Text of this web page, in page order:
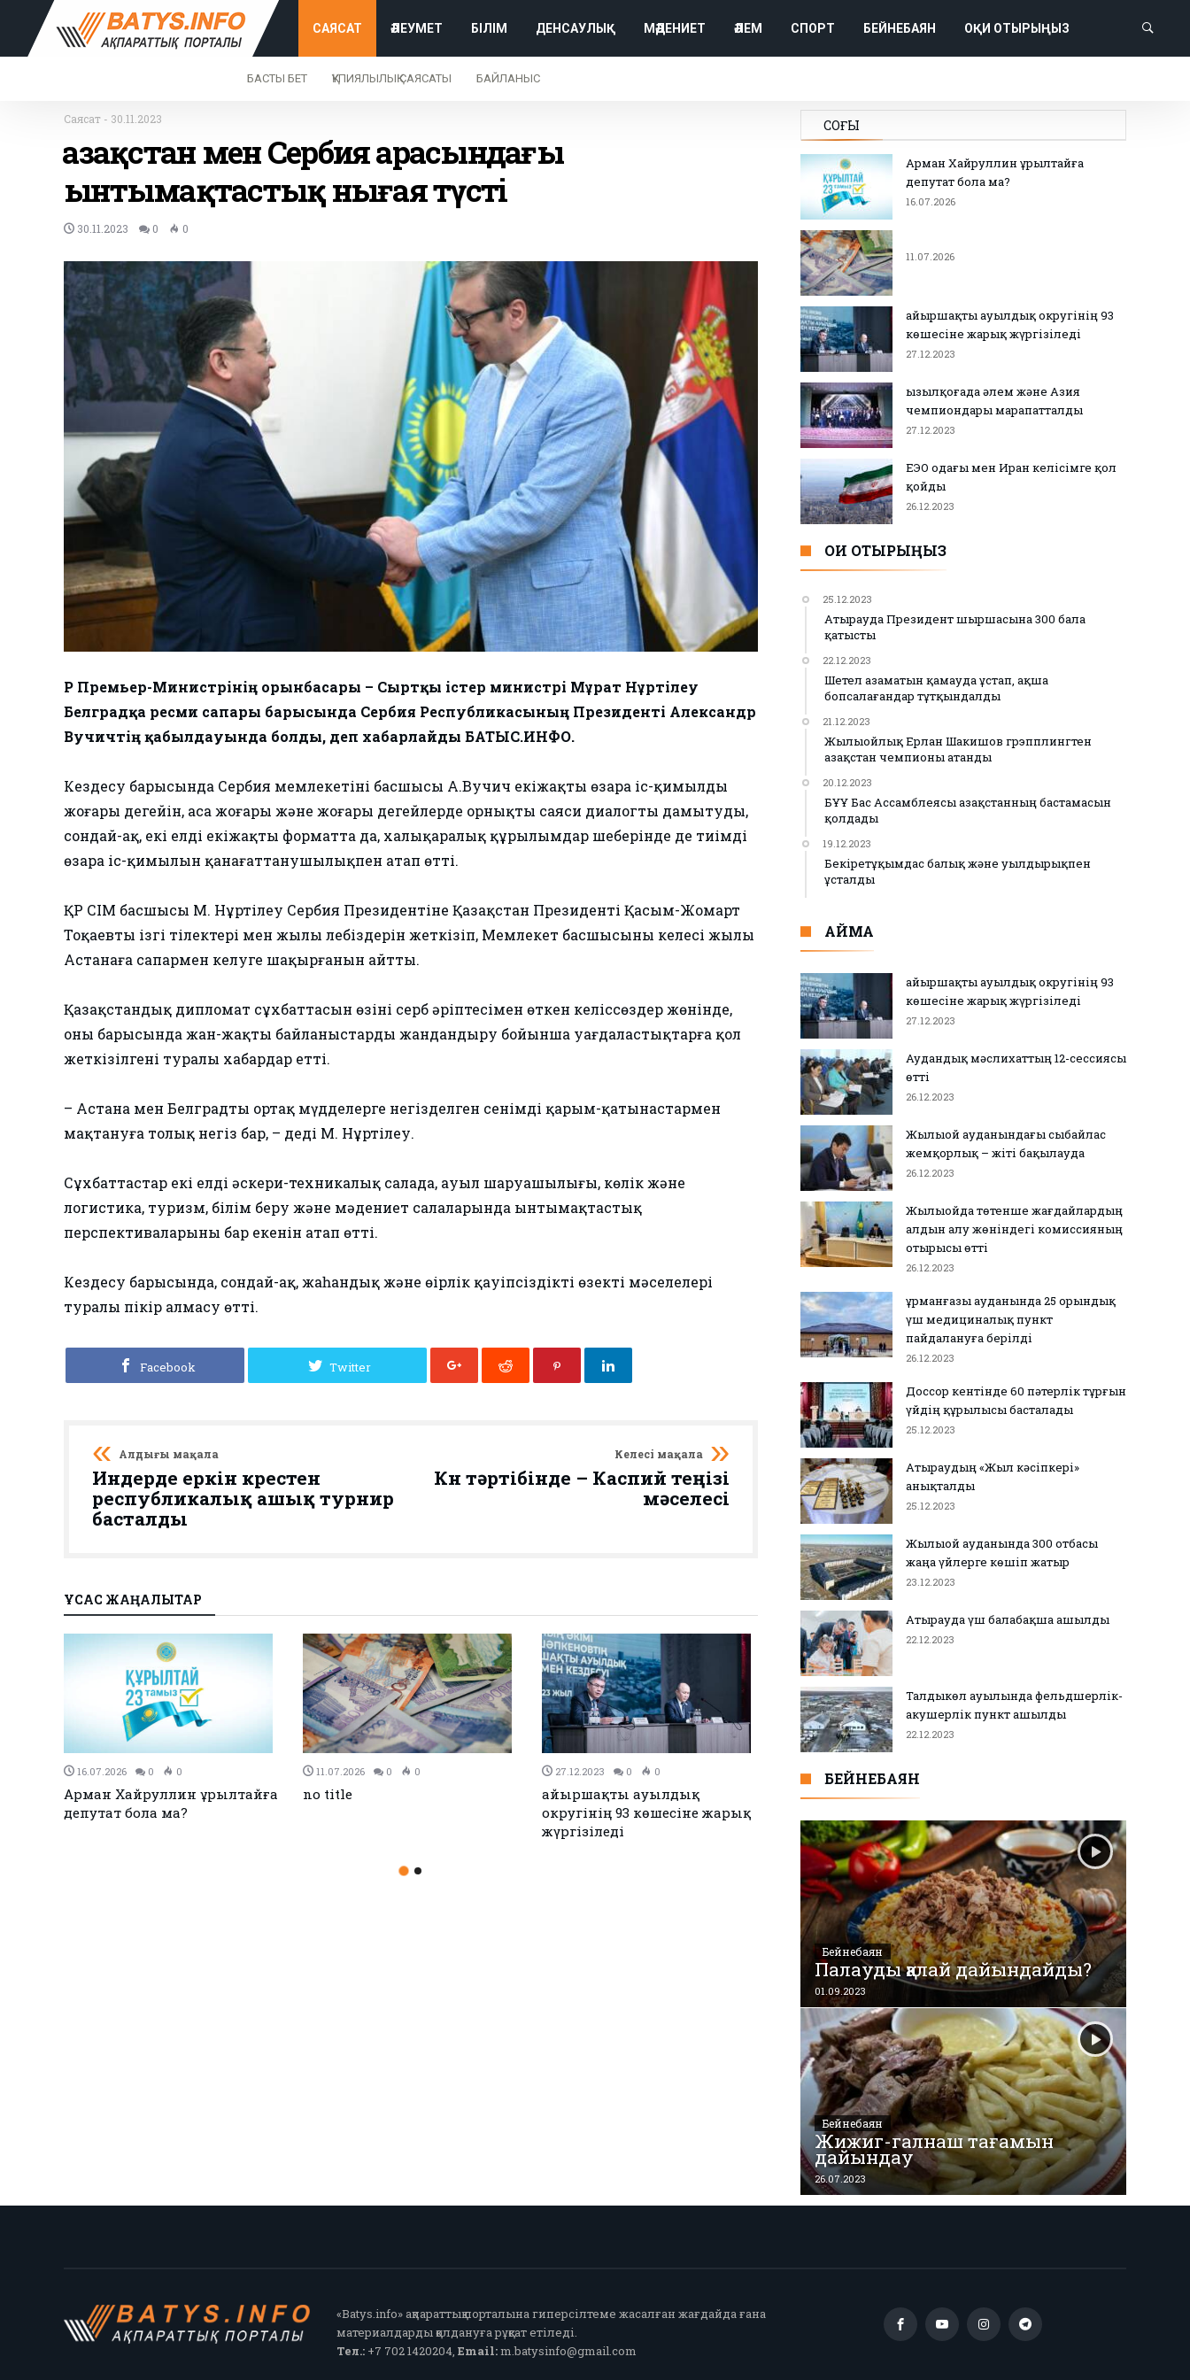
САЯСАТ ӘЛЕУМЕТ БІЛІМ ДЕНСАУЛЫҚ МӘДЕНИЕТ ӘЛЕМ СПОРТ БЕЙНЕБАЯН ОҚИ ОТЫРЫҢЫЗ
БАСТЫ БЕТ ҚҰПИЯЛЫЛЫҚ САЯСАТЫ БАЙЛАНЫС
Саясат - 30.11.2023
Қазақстан мен Сербия арасындағы
ынтымақтастық нығая түсті
30.11.2023 0 0
ҚР Премьер-Министрінің орынбасары – Сыртқы істер министрі Мұрат Нұртілеу
Белградқа ресми сапары барысында Сербия Республикасының Президенті Александр
Вучичтің қабылдауында болды, деп хабарлайды БАТЫС.ИНФО.
Кездесу барысында Сербия мемлекетінің басшысы А.Вучич екіжақты өзара іс-қимылдың
жоғары деңгейін, аса жоғары және жоғары деңгейлерде орнықты саяси диалогты дамытуды,
сондай-ақ, екі елдің екіжақты форматта да, халықаралық құрылымдар шеңберінде де тиімді
өзара іс-қимылын қанағаттанушылықпен атап өтті.
ҚР СІМ басшысы М. Нұртілеу Сербия Президентіне Қазақстан Президенті Қасым-Жомарт
Тоқаевтың ізгі тілектері мен жылы лебіздерін жеткізіп, Мемлекет басшысының келесі жылы
Астанаға сапармен келуге шақырғанын айтты.
Қазақстандық дипломат сұхбаттасын өзінің серб әріптесімен өткен келіссөздер жөнінде,
оның барысында жан-жақты байланыстарды жандандыру бойынша уағдаластықтарға қол
жеткізілгені туралы хабардар етті.
– Астана мен Белградтың ортақ мүдделерге негізделген сенімді қарым-қатынастармен
мақтануға толық негіз бар, – деді М. Нұртілеу.
Сұхбаттастар екі елдің әскери-техникалық салада, ауыл шаруашылығы, көлік және
логистика, туризм, білім беру және мәдениет салаларында ынтымақтастық
перспективаларының бар екенін атап өтті.
Кездесу барысында, сондай-ақ, жаһандық және өңірлік қауіпсіздіктің өзекті мәселелері
туралы пікір алмасу өтті.
Facebook Twitter
Алдыңғы мақала
Индерде еркін күрестен
республикалық ашық турнир
басталды
Келесі мақала
Күн тәртібінде – Каспий теңізі
мәселесі
ҰҚСАС ЖАҢАЛЫҚТАР
27.12.2023 0 0
Қызылқоғада әлем және Азия
чемпиондары марапатталды
26.12.2023 0 0
ЕЭО одағы мен Иран келісімге
26.12.2023 0 0
Аудандық мәслихаттың 12-
сессиясы өтті
СОҢҒЫ
Арман Хайруллин Құрылтайға
депутат бола ма?
16.07.2026
11.07.2026
Қайыршақты ауылдық округінің 93
көшесіне жарық жүргізіледі
27.12.2023
Қызылқоғада әлем және Азия
чемпиондары марапатталды
27.12.2023
ЕЭО одағы мен Иран келісімге қол
қойды
26.12.2023
ОҚИ ОТЫРЫҢЫЗ
25.12.2023
Атырауда Президент шыршасына 300 бала
қатысты
22.12.2023
Шетел азаматын қамауда ұстап, ақша
бопсалағандар тұтқындалды
21.12.2023
Жылыойлық Ерлан Шакишов грэпплингтен
Қазақстан чемпионы атанды
20.12.2023
БҰҰ Бас Ассамблеясы Қазақстанның бастамасын
қолдады
19.12.2023
Бекіретұқымдас балық және уылдырықпен
ұсталды
АЙМАҚ
Қайыршақты ауылдық округінің 93
көшесіне жарық жүргізіледі
27.12.2023
Аудандық мәслихаттың 12-сессиясы
өтті
26.12.2023
Жылыой ауданындағы сыбайлас
жемқорлық – жіті бақылауда
26.12.2023
Жылыойда төтенше жағдайлардың
алдын алу жөніндегі комиссияның
отырысы өтті
26.12.2023
Құрманғазы ауданында 25 орындық
үш медициналық пункт
пайдалануға берілді
26.12.2023
Доссор кентінде 60 пәтерлік тұрғын
үйдің құрылысы басталады
25.12.2023
Атыраудың «Жыл кәсіпкері»
анықталды
25.12.2023
Жылыой ауданында 300 отбасы
жаңа үйлерге көшіп жатыр
23.12.2023
Атырауда үш балабақша ашылды
22.12.2023
Талдыкөл ауылында фельдшерлік-
акушерлік пункт ашылды
22.12.2023
БЕЙНЕБАЯН
Бейнебаян
Палауды қалай дайындайды?
01.09.2023
Бейнебаян
Жижиг-галнаш тағамын
дайындау
26.07.2023
«Batys.info» ақпараттық порталына гиперсілтеме жасалған жағдайда ғана
материалдарды қолдануға рұқсат етіледі.
Тел.:+7 702 1420204, Email:m.batysinfo@gmail.com